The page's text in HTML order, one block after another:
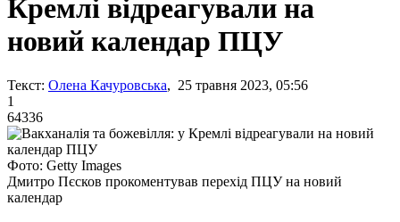
Кремлі відреагували на
новий календар ПЦУ
Текст: Олена Качуровська, 25 травня 2023, 05:56
1
64336
Фото: Getty Images
Дмитро Пєсков прокоментував перехід ПЦУ на новий
календар